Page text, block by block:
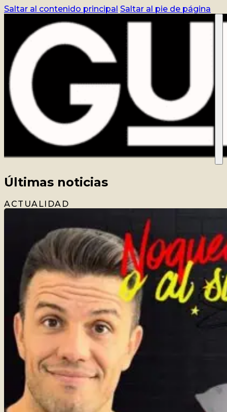
Saltar al contenido principal Saltar al pie de página
ACCEDER
TIENDA
Últimas noticias
ACTUALIDAD